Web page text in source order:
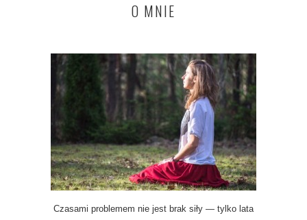
O MNIE
Czasami problemem nie jest brak siły — tylko lata